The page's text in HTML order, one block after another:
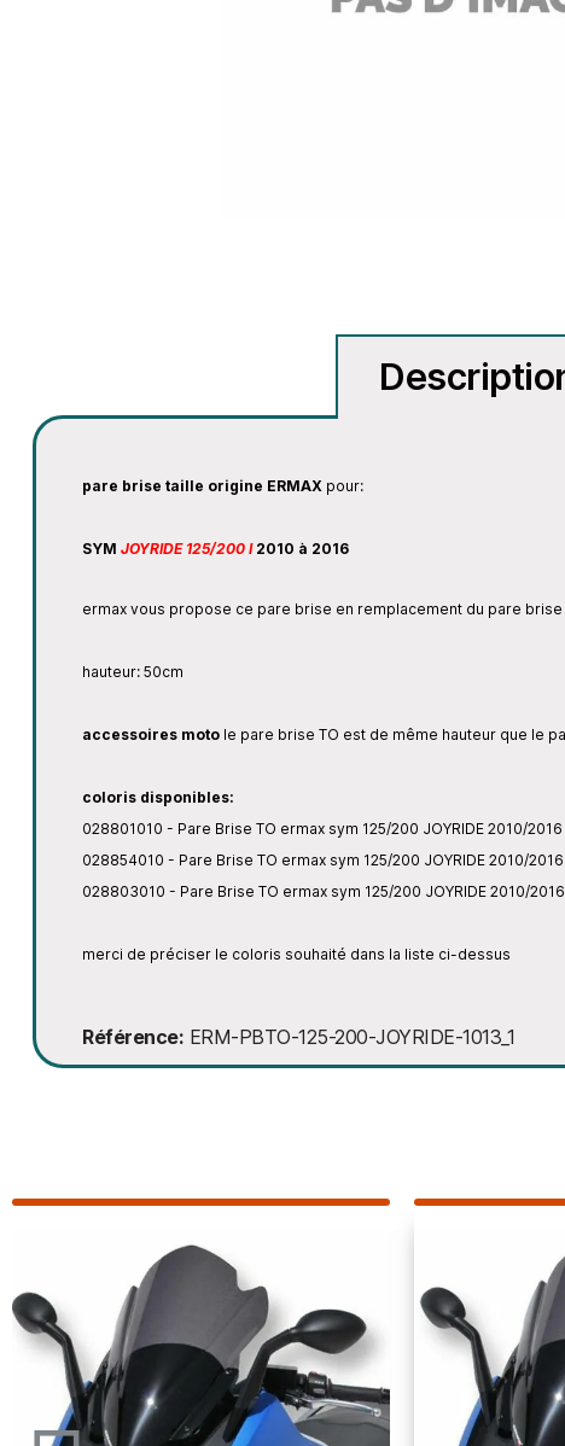
pare brise taille origine ERMAX pour:
SYMJOYRIDE 125/200 I 2010 à 2016
ermax vous propose ce pare brise en remplacement du pare
hauteur: 50cm
accessoires moto le pare brise TO est de même hauteur que le
coloris disponibles:
028801010 - Pare Brise TO ermax sym 125/200 JOYRIDE 2010/2016
028854010 - Pare Brise TO ermax sym 125/200 JOYRIDE 2010/2016
028803010 - Pare Brise TO ermax sym 125/200 JOYRIDE 2010/
merci de préciser le coloris souhaité dans la liste ci-dessus
Référence ERM-PBTO-125-200-JOYRIDE-1013_1